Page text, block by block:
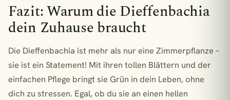
Fazit: Warum die Dieffenbachia
dein Zuhause braucht
Die Dieffenbachia ist mehr als nur eine Zimmerpflanze –
sie ist ein Statement! Mit ihren tollen Blättern und der
einfachen Pflege bringt sie Grün in dein Leben, ohne
dich zu stressen. Egal, ob du sie an einen hellen